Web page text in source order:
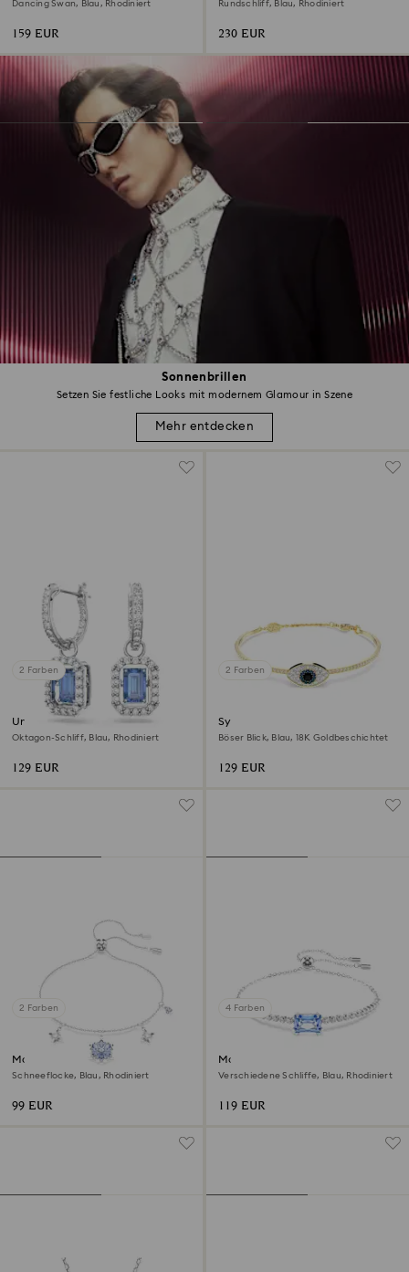
Sonnenbrillen
Setzen Sie festliche Looks mit modernem Glamour in Szene
Mehr entdecken
Dancing Swan, Blau, Rhodiniert
159 EUR
Rundschliff, Blau, Rhodiniert
230 EUR
2 Farben
Una Drop-Ohrhänger
Oktagon-Schliff, Blau, Rhodiniert
129 EUR
2 Farben
Symbolica Armreif
Böser Blick, Blau, 18K Goldbeschichtet
129 EUR
2 Farben
Magic Armband
Schneeflocke, Blau, Rhodiniert
99 EUR
4 Farben
Matrix Armband
Verschiedene Schliffe, Blau, Rhodiniert
119 EUR